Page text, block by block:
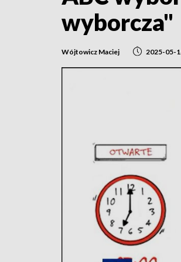
wyborcza"
Wójtowicz Maciej 2025-05-